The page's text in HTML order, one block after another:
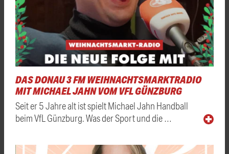
DAS DONAU 3 FM WEIHNACHTSMARKTRADIO
MIT MICHAEL JAHN VOM VFL GÜNZBURG
Seit er 5 Jahre alt ist spielt Michael Jahn Handball
beim VfL Günzburg. Was der Sport und die …